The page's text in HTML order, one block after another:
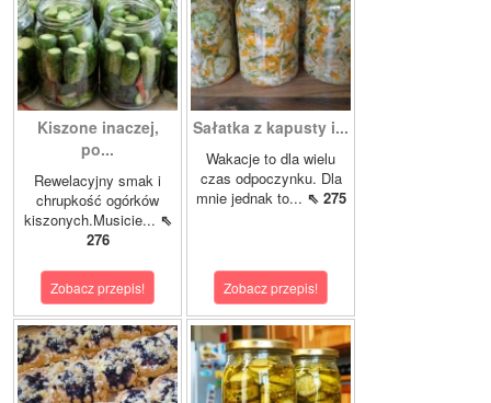
Kiszone inaczej,
po...
Rewelacyjny smak i
chrupkość ogórków
kiszonych.Musicie... ⇖
276
Zobacz przepis!
Sałatka z kapusty i...
Wakacje to dla wielu
czas odpoczynku. Dla
mnie jednak to... ⇖ 275
Zobacz przepis!